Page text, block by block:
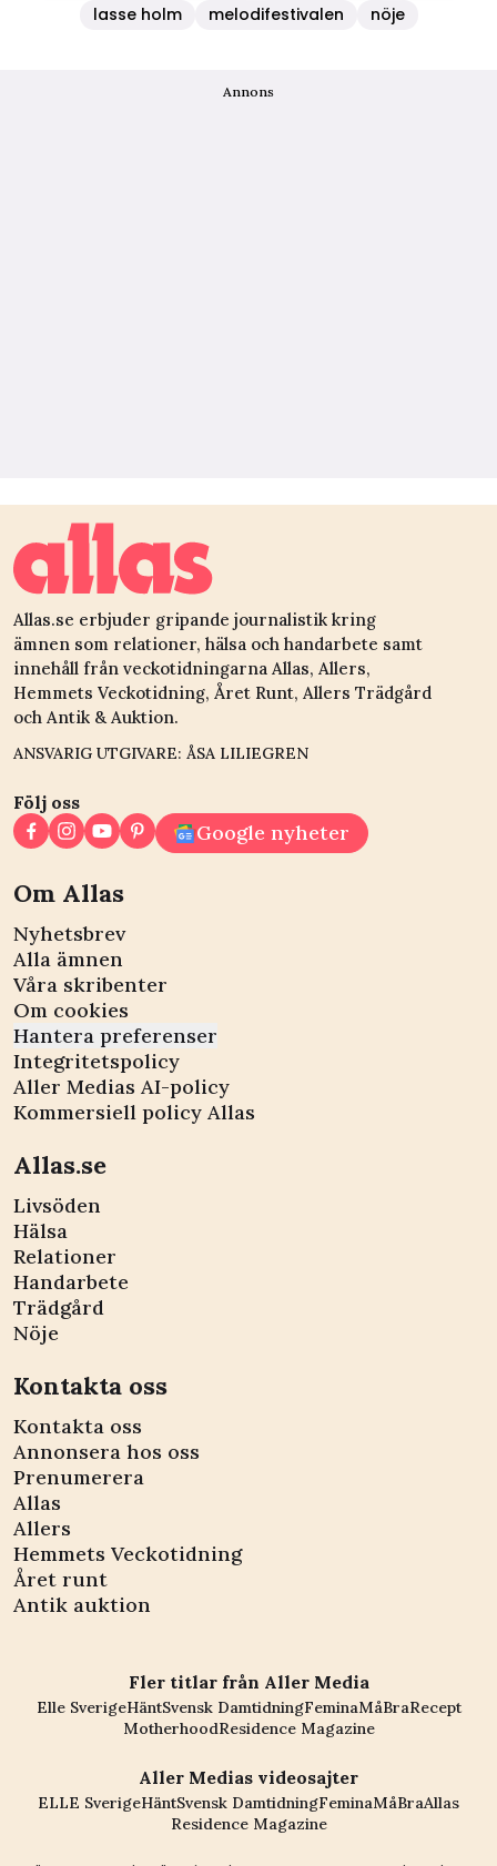
lasse holm
melodifestivalen nöje
Annons
Allas.se erbjuder gripande journalistik kring
ämnen som relationer, hälsa och handarbete samt
innehåll från veckotidningarna Allas, Allers,
Hemmets Veckotidning, Året Runt, Allers Trädgård
och Antik & Auktion.
ANSVARIG UTGIVARE: ÅSA LILIEGREN
Följ oss
Google nyheter
Om Allas
Nyhetsbrev
Alla ämnen
Våra skribenter
Om cookies
Hantera preferenser
Integritetspolicy
Aller Medias AI-policy
Kommersiell policy Allas
Allas.se
Livsöden
Hälsa
Relationer
Handarbete
Trädgård
Nöje
Kontakta oss
Kontakta oss
Annonsera hos oss
Prenumerera
Allas
Allers
Hemmets Veckotidning
Året runt
Antik auktion
Fler titlar från Aller Media
Elle SverigeHäntSvensk DamtidningFeminaMåBraRecept
MotherhoodResidence Magazine
Aller Medias videosajter
ELLE SverigeHäntSvensk DamtidningFeminaMåBraAllas
Residence Magazine